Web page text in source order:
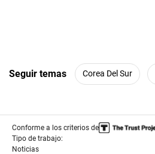
Seguir temas Corea Del Sur
Conforme a los criterios de
Tipo de trabajo:
Noticias